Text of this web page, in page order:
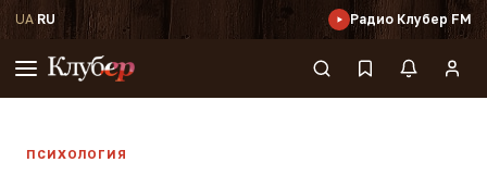
UA·RU Радио Клубер FM
ПСИХОЛОГИЯ